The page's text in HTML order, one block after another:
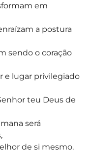
em
a postura
sendo o coração
e lugar privilegiado
teu Deus de
será
de si mesmo.